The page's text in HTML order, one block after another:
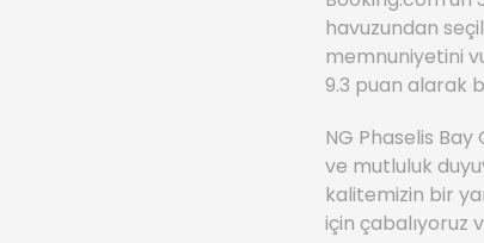
havuzundan
memnuniyetini
9.3 puan alarak
NG Phaselis
ve mutluluk
kalitemizin bir
için çabalıyoruz